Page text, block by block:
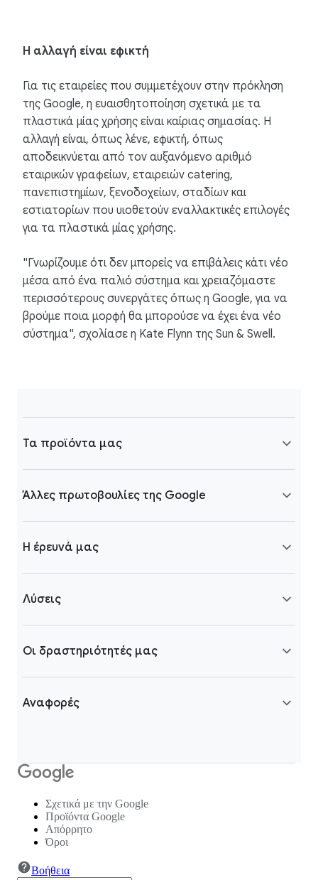
Η αλλαγή είναι εφικτή
Για τις εταιρείες που συμμετέχουν στην πρόκληση
της Google, η ευαισθητοποίηση σχετικά με τα
πλαστικά μίας χρήσης είναι καίριας σημασίας. Η
αλλαγή είναι, όπως λένε, εφικτή, όπως
αποδεικνύεται από τον αυξανόμενο αριθμό
εταιρικών γραφείων, εταιρειών catering,
πανεπιστημίων, ξενοδοχείων, σταδίων και
εστιατορίων που υιοθετούν εναλλακτικές επιλογές
για τα πλαστικά μίας χρήσης.
"Γνωρίζουμε ότι δεν μπορείς να επιβάλεις κάτι νέο
μέσα από ένα παλιό σύστημα και χρειαζόμαστε
περισσότερους συνεργάτες όπως η Google, για να
βρούμε ποια μορφή θα μπορούσε να έχει ένα νέο
σύστημα", σχολίασε η Kate Flynn της Sun & Swell.
Τα προϊόντα μας
Άλλες πρωτοβουλίες της Google
Η έρευνά μας
Λύσεις
Οι δραστηριότητές μας
Αναφορές
Σχετικά με την Google
Προϊόντα Google
Απόρρητο
Όροι
Βοήθεια